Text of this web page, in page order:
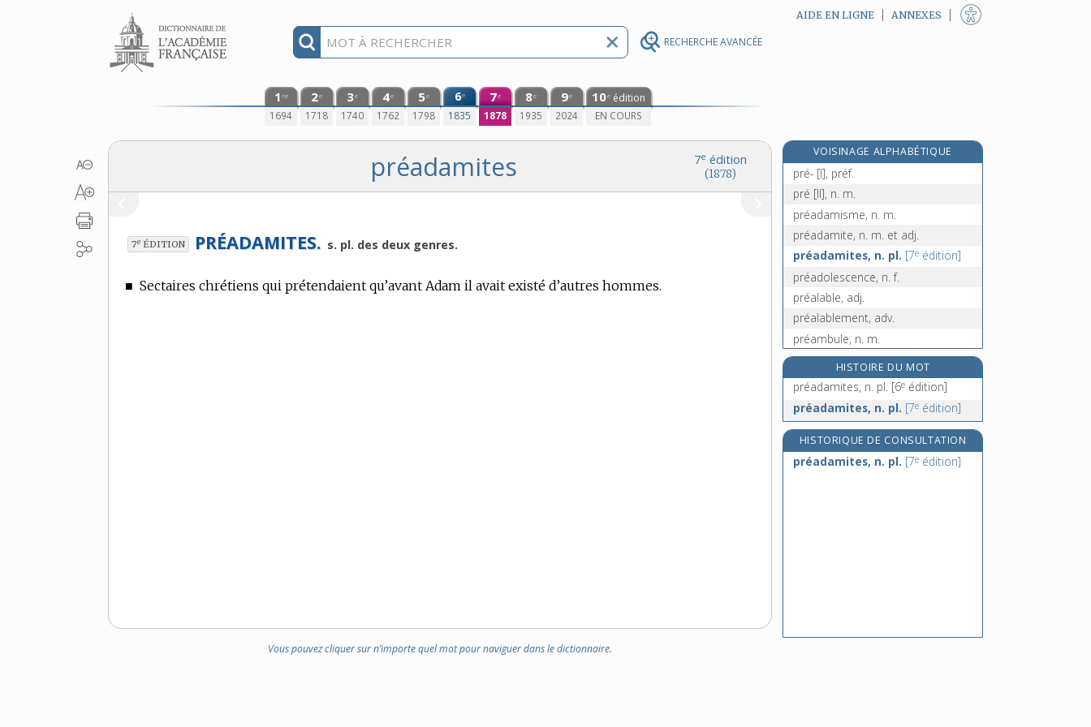
RECHERCHE AVANCÉE
Aller au contenu AIDE EN LIGNE ANNEXES
1 re
1694
2e
1718
3e
1740
4e
1762
5e
1798
6e
1835
7e
1878
8e
1935
9e
2024
10e édition
EN COURS
7e édition
(1878)
préadamites
7e ÉDITION PRÉADAMITES. s. pl. des deux genres.
■ Sectaires chrétiens qui prétendaient qu’avant Adam il avait existé d’autres hommes.
Vous pouvez cliquer sur n’importe quel mot pour naviguer dans le dictionnaire.
VOISINAGE ALPHABÉTIQUE
praxis, n. f.
pré- [I], préf.
pré [II], n. m.
préadamisme, n. m.
préadamite, n. m. et adj.
préadamites, n. pl. [7e édition]
préadolescence, n. f.
préalable, adj.
préalablement, adv.
préambule, n. m.
préamplificateur, n. m.
préau, n. m.
préavis, n. m.
prébende, n. f.
prébendé, -ée, adj.
HISTOIRE DU MOT
préadamites, n. pl. [6e édition]
préadamites, n. pl. [7e édition]
HISTORIQUE DE CONSULTATION
préadamites, n. pl. [7e édition]